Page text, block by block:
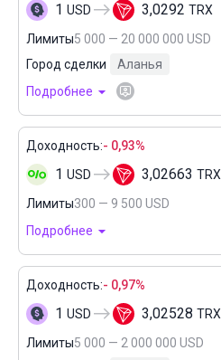
1 USD 3,0292 TRX
Лимиты5 000 — 20 000 000 USD
Город сделки
Аланья
Подробнее
Доходность:- 0,93%
1 USD 3,02663 TRX
Лимиты300 — 9 500 USD
Подробнее
Доходность:- 0,97%
1 USD 3,02528 TRX
Лимиты5 000 — 2 000 000 USD